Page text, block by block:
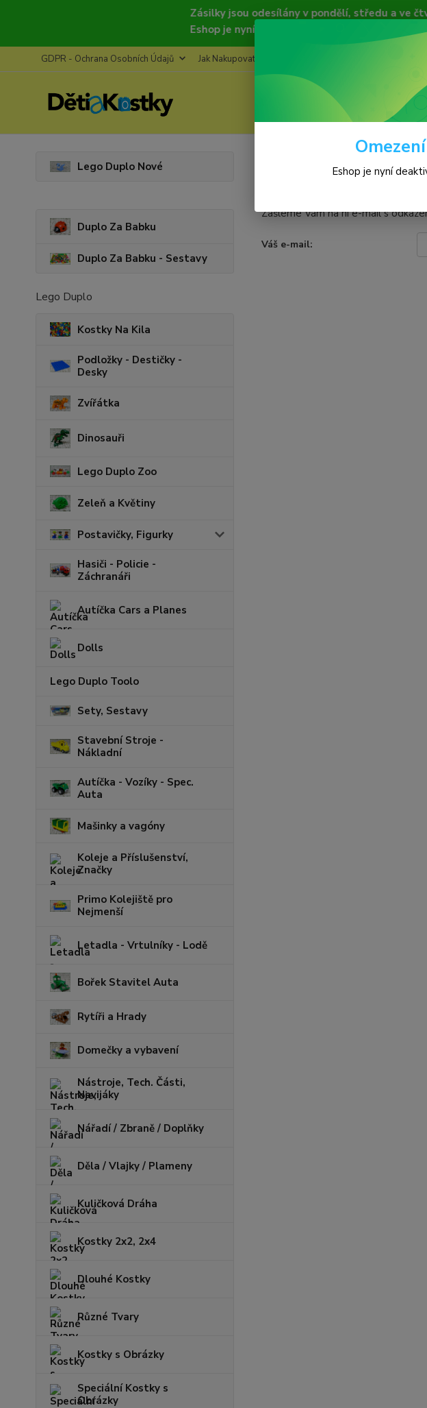
Zásilky jsou odesílány v pondělí, středu a ve čtvrtek!
Eshop je nyní deaktivován, znovu bude spuštěn
GDPR - Ochrana Osobních Údajů Jak Nakupovat
Lego Duplo Nové
Duplo Za Babku
Duplo Za Babku - Sestavy
Lego Duplo
Kostky Na Kila
Podložky - Destičky -
Desky
Zvířátka
Dinosauři
Lego Duplo Zoo
Zeleň a Květiny
Postavičky, Figurky
Hasiči - Policie -
Záchranáři
Autíčka Cars a Planes
Dolls
Lego Duplo Toolo
Sety, Sestavy
Stavební Stroje -
Nákladní
Autíčka - Vozíky - Spec.
Auta
Mašinky a vagóny
Koleje a Příslušenství,
Značky
Primo Kolejiště pro
Nejmenší
Letadla - Vrtulníky - Lodě
Bořek Stavitel Auta
Rytíři a Hrady
Domečky a vybavení
Nástroje, Tech. Části,
Navijáky
Nářadí / Zbraně / Doplňky
Děla / Vlajky / Plameny
Kuličková Dráha
Kostky 2x2, 2x4
Dlouhé Kostky
Různé Tvary
Kostky s Obrázky
Speciální Kostky s
Obrázky
Zapomenuté
Pokud již máte vytvořený účet,
Zašleme Vám na ni e-mail s
Váš e-mail:
Eshop je nyní